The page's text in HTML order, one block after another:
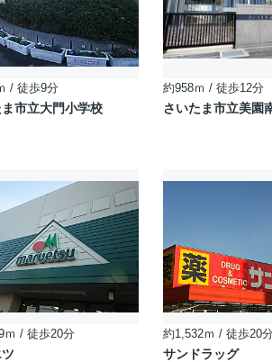
/ 徒歩9分
市立大門小学校
約958ｍ / 徒歩12分
さいたま市立美園
ｍ / 徒歩20分 約1,532ｍ / 徒歩20
サンドラッグ